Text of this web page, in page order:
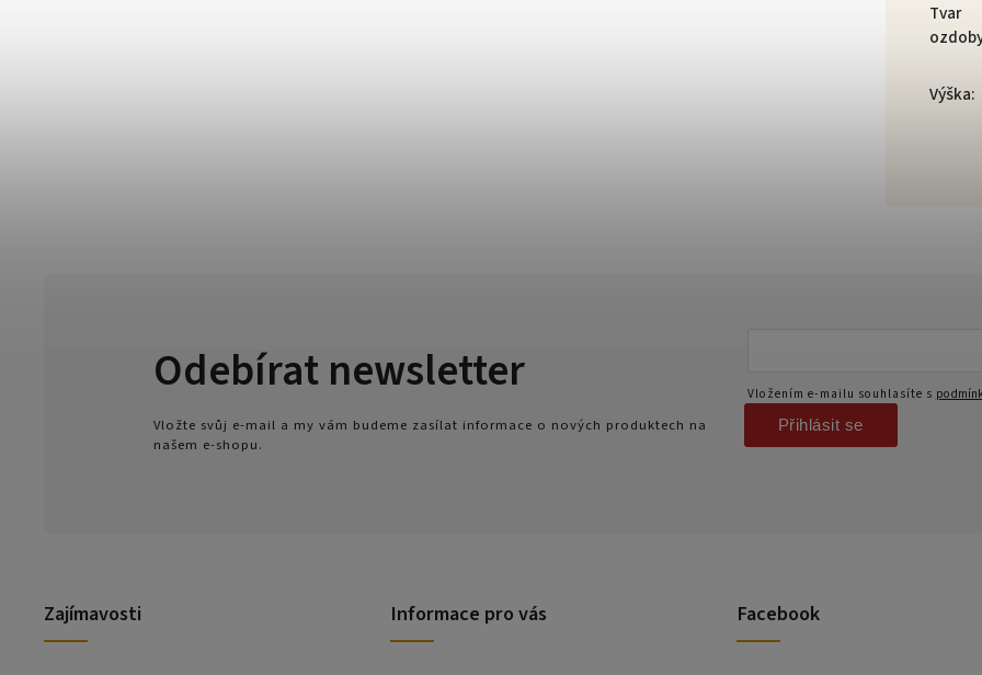
Tvar
Výška:
Zajímavosti
Odebírat newsletter
Vložte svůj e-mail a my vám budeme zasílat informace o nových produktech na
našem e-shopu.
Vložením e-mailu souhlasíte s
Přihlásit se
Informace pro vás Facebook